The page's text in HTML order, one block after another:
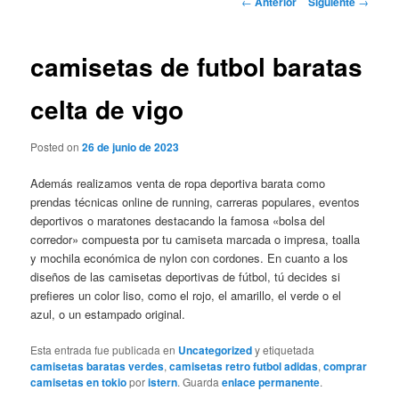
camisetas de futbol baratas
celta de vigo
Posted on26 de junio de 2023
Además realizamos venta de ropa deportiva barata como
prendas técnicas online de running, carreras populares, eventos
deportivos o maratones destacando la famosa «bolsa del
corredor» compuesta por tu camiseta marcada o impresa, toalla
y mochila económica de nylon con cordones. En cuanto a los
diseños de las camisetas deportivas de fútbol, tú decides si
prefieres un color liso, como el rojo, el amarillo, el verde o el
azul, o un estampado original.
Esta entrada fue publicada en Uncategorizedy etiquetada
camisetas baratas verdes,camisetas retro futbol adidas,comprar
camisetas en tokioporistern. Guardaenlace permanente.